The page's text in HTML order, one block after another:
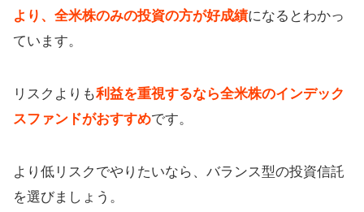
より、全米株のみの投資の方が好成績になるとわかっ
ています。
リスクよりも利益を重視するなら全米株のインデック
スファンドがおすすめです。
より低リスクでやりたいなら、バランス型の投資信託
を選びましょう。